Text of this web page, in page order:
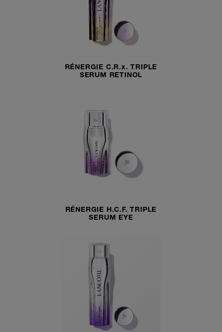
RÉNERGIE C.R.x. TRIPLE
SERUM RETINOL
RÉNERGIE H.C.F. TRIPLE
SERUM EYE